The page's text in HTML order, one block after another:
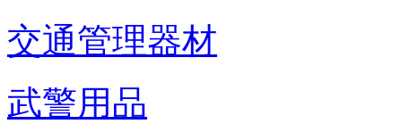
交通管理器材
武警用品